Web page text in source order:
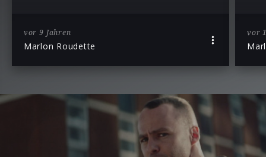
vor 9 Jahren
Marlon Roudette
vor